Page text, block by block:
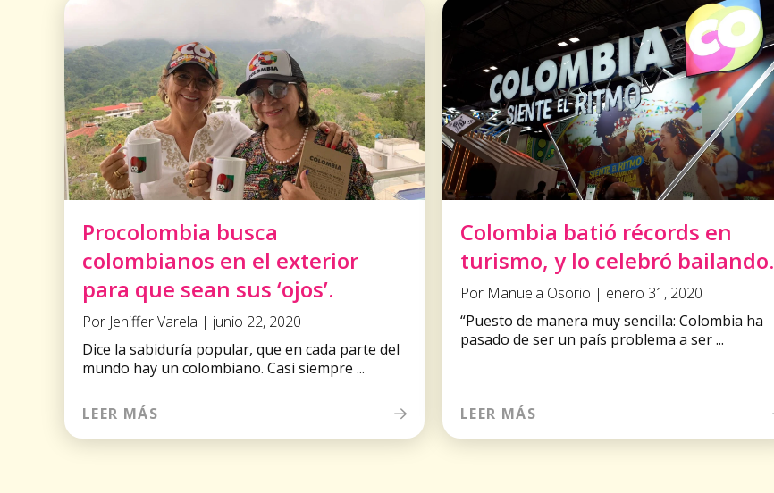
Procolombia busca
colombianos en el exterior
para que sean sus ‘ojos’.
Por Jeniffer Varela | junio 22, 2020
Dice la sabiduría popular, que en cada parte del
mundo hay un colombiano. Casi siempre ...
LEER MÁS
Colombia batió récords en
turismo, y lo celebró bailando.
Por Manuela Osorio | enero 31, 2020
“Puesto de manera muy sencilla: Colombia ha
pasado de ser un país problema a ser ...
LEER MÁS